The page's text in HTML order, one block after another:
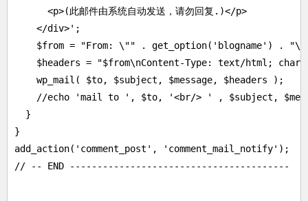
      <p>(此邮件由系统自动发送，请勿回复.)</p>
    </div>';
$from = "From: \"" . get_option('blogname') .
$headers = "$from\nContent-Type: text/html;
    wp_mail( $to, $subject, $message, $headers );
//echo 'mail to ', $to, '<br/> ' , $subject,
  }
}
add_action('comment_post', 'comment_mail_notify');
// -- END ----------------------------------------